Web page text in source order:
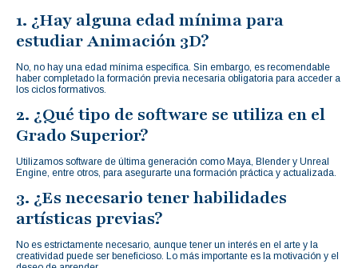
1. ¿Hay alguna edad mínima para
estudiar Animación 3D?
No, no hay una edad mínima específica. Sin embargo, es recomendable
haber completado la formación previa necesaria obligatoria para acceder a
los ciclos formativos.
2. ¿Qué tipo de software se utiliza en el
Grado Superior?
Utilizamos software de última generación como Maya, Blender y Unreal
Engine, entre otros, para asegurarte una formación práctica y actualizada.
3. ¿Es necesario tener habilidades
artísticas previas?
No es estrictamente necesario, aunque tener un interés en el arte y la
creatividad puede ser beneficioso. Lo más importante es la motivación y el